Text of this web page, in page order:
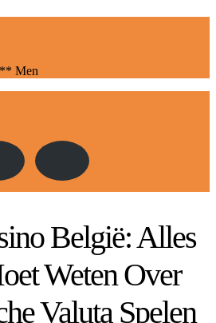
Men
België: Alles
Weten Over
Valuta Spelen